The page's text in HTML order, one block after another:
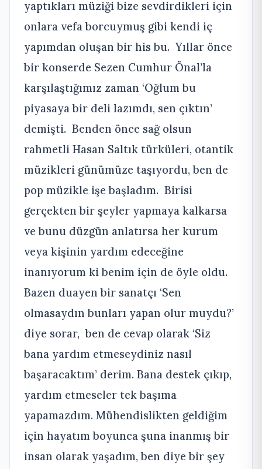
yaptıkları müziği bize sevdirdikleri için
onlara vefa borcuymuş gibi kendi iç
yapımdan oluşan bir his bu. Yıllar önce
bir konserde Sezen Cumhur Önal’la
karşılaştığımız zaman ‘Oğlum bu
piyasaya bir deli lazımdı, sen çıktın’
demişti. Benden önce sağ olsun
rahmetli Hasan Saltık türküleri, otantik
müzikleri günümüze taşıyordu, ben de
pop müzikle işe başladım. Birisi
gerçekten bir şeyler yapmaya kalkarsa
ve bunu düzgün anlatırsa her kurum
veya kişinin yardım edeceğine
inanıyorum ki benim için de öyle oldu.
Bazen duayen bir sanatçı ‘Sen
olmasaydın bunları yapan olur muydu?’
diye sorar, ben de cevap olarak ‘Siz
bana yardım etmeseydiniz nasıl
başaracaktım’ derim. Bana destek çıkıp,
yardım etmeseler tek başıma
yapamazdım. Mühendislikten geldiğim
için hayatım boyunca şuna inanmış bir
insan olarak yaşadım, ben diye bir şey